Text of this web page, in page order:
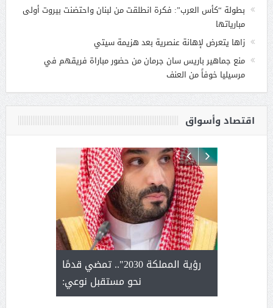
بطولة “كأس العرب”: فكرة انطلقت من لبنان واحتضنت بيروت أولى
مبارياتها
زاها يتعرض لإهانة عنصرية بعد هزيمة سيتي
منع جماهير باريس سان جرمان من حضور مباراة فريقهم في
مرسيليا خوفاً من العنف
اقتصاد وأسواق
يحصل
رؤية المملكة 2030".. تمضي قدمًا
نحو مستقبل نوعي: